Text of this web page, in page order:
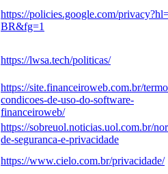
https://policies.google.com/
BR&fg=1
https://lwsa.tech/politicas/
https://site.financeiroweb.com.br/
condicoes-de-uso-do-software-
financeiroweb/
https://sobreuol.noticias.uol.com.br/
de-seguranca-e-privacidade
https://www.cielo.com.br/privacidade/